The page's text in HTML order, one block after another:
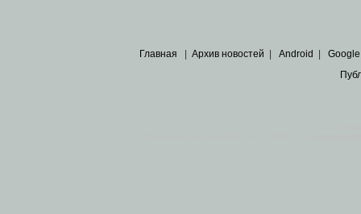
Главная Архив новостей Android Google